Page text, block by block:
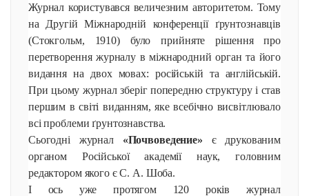
Журнал користувався величезним авторитетом. Тому
на Другій Міжнародній конференції ґрунтознавців
(Стокгольм, 1910) було прийняте рішення про
перетворення журналу в міжнародний орган та його
видання на двох мовах: російській та англійській.
При цьому журнал зберіг попередню структуру і став
першим в світі виданням, яке всебічно висвітлювало
всі проблеми ґрунтознавства.
Сьогодні журнал «Почвоведение» є друкованим
органом Російської академії наук, головним
редактором якого є С. А. Шоба.
І ось уже протягом 120 років журнал